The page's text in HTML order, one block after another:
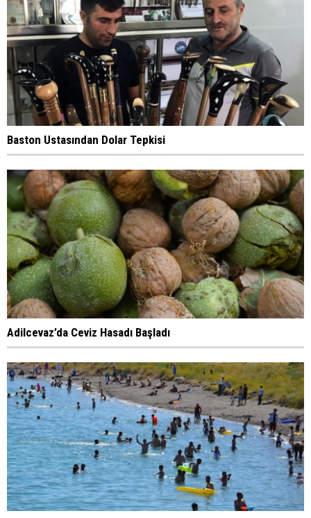
Baston Ustasından Dolar Tepkisi
Adilcevaz’da Ceviz Hasadı Başladı